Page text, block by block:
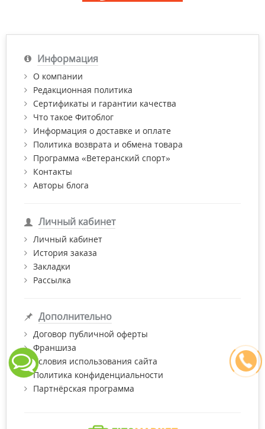
Информация
О компании
Редакционная политика
Сертификаты и гарантии качества
Что такое Фитоблог
Информация о доставке и оплате
Политика возврата и обмена товара
Программа «Ветеранский спорт»
Контакты
Авторы блога
Личный кабинет
Личный кабинет
История заказа
Закладки
Рассылка
Дополнительно
Договор публичной оферты
Франшиза
Условия использования сайта
Политика конфиденциальности
Партнёрская программа